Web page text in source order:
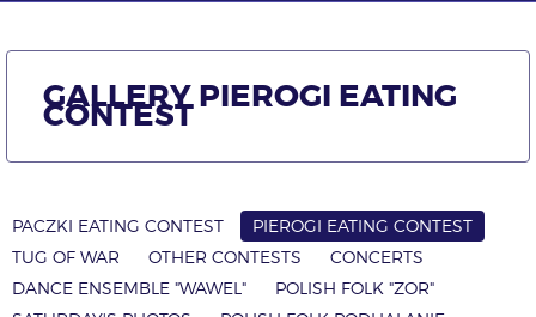
GALLERY PIEROGI EATING
CONTEST
PACZKI EATING CONTEST
PIEROGI EATING CONTEST
TUG OF WAR
OTHER CONTESTS
CONCERTS
DANCE ENSEMBLE "WAWEL"
POLISH FOLK "ZOR"